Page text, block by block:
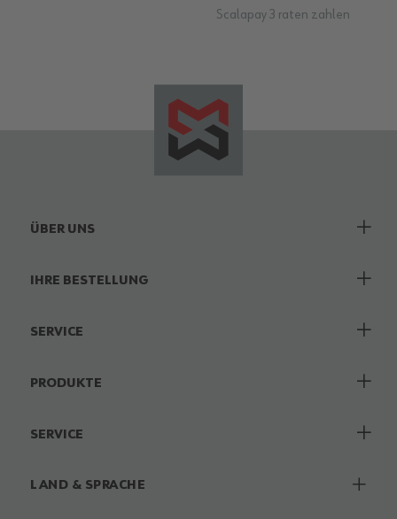
Scalapay 3 raten zahlen
ÜBER UNS
IHRE BESTELLUNG
SERVICE
PRODUKTE
SERVICE
LAND & SPRACHE